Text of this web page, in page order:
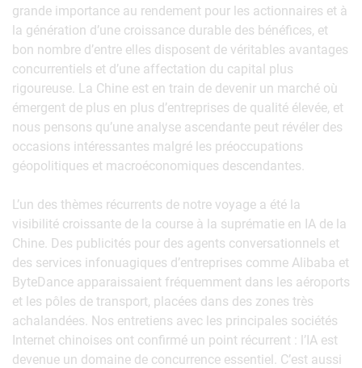
grande importance au rendement pour les actionnaires et à
la génération d’une croissance durable des bénéfices, et
bon nombre d’entre elles disposent de véritables avantages
concurrentiels et d’une affectation du capital plus
rigoureuse. La Chine est en train de devenir un marché où
émergent de plus en plus d’entreprises de qualité élevée, et
nous pensons qu’une analyse ascendante peut révéler des
occasions intéressantes malgré les préoccupations
géopolitiques et macroéconomiques descendantes.
L’un des thèmes récurrents de notre voyage a été la
visibilité croissante de la course à la suprématie en IA de la
Chine. Des publicités pour des agents conversationnels et
des services infonuagiques d’entreprises comme Alibaba et
ByteDance apparaissaient fréquemment dans les aéroports
et les pôles de transport, placées dans des zones très
achalandées. Nos entretiens avec les principales sociétés
Internet chinoises ont confirmé un point récurrent : l’IA est
devenue un domaine de concurrence essentiel. C’est aussi